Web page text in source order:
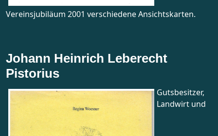
Vereinsjubiläum 2001 verschiedene Ansichtskarten.
Johann Heinrich Leberecht
Pistorius
Gutsbesitzer,
Landwirt und